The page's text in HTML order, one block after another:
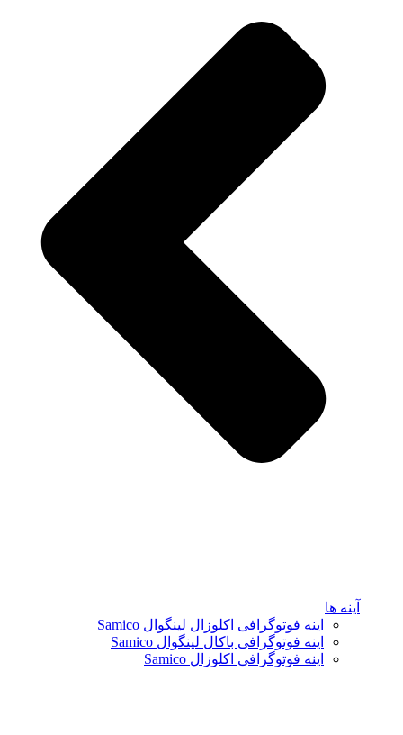
آینه ها
اینه فوتوگرافی اکلوزال لینگوال Samico
اینه فوتوگرافی باکال لینگوال Samico
اینه فوتوگرافی اکلوزال Samico